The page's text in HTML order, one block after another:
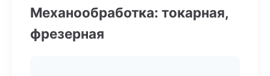
Механообработка: токарная,
фрезерная